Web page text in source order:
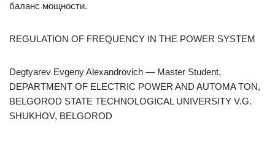
баланс мощности.
REGULATION OF FREQUENCY IN THE POWER SYSTEM
Degtyarev Evgeny Alexandrovich — Master Student,
DEPARTMENT OF ELECTRIC POWER AND AUTOMA TON,
BELGOROD STATE TECHNOLOGICAL UNIVERSITY V.G.
SHUKHOV, BELGOROD